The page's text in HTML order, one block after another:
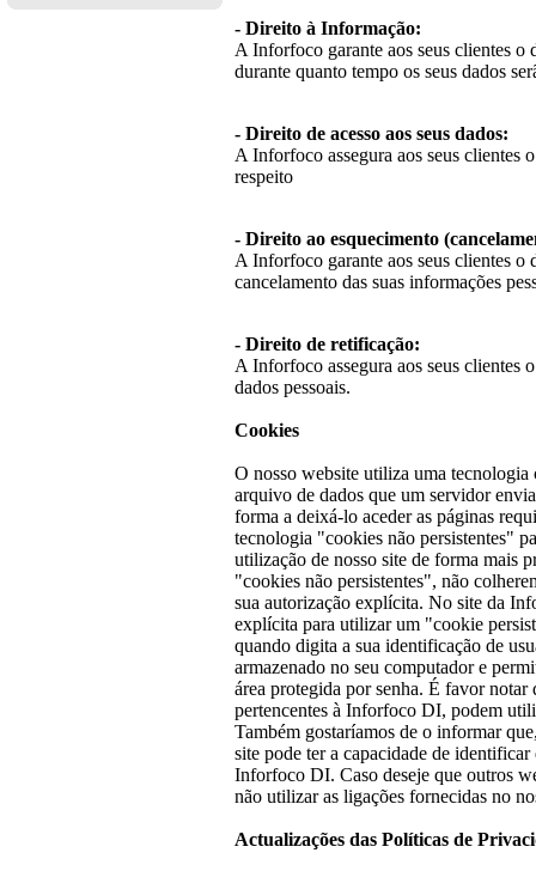
- Direito à Informação:
A Inforfoco garante aos seus clientes
durante quanto tempo os seus dados
- Direito de acesso aos seus dados:
A Inforfoco assegura aos seus clientes
respeito
- Direito ao esquecimento
A Inforfoco garante aos seus clientes
cancelamento das suas informações
- Direito de retificação:
A Inforfoco assegura aos seus clientes
dados pessoais.
Cookies
O nosso website utiliza uma tecnologia
arquivo de dados que um servidor
forma a deixá-lo aceder as páginas
tecnologia "cookies não persistentes"
utilização de nosso site de forma mais
"cookies não persistentes", não
sua autorização explícita. No site da
explícita para utilizar um "cookie
quando digita a sua identificação de
armazenado no seu computador e
área protegida por senha. É favor
pertencentes à Inforfoco DI, podem
Também gostaríamos de o informar
site pode ter a capacidade de
Inforfoco DI. Caso deseje que outros
não utilizar as ligações fornecidas no
Actualizações das Políticas de